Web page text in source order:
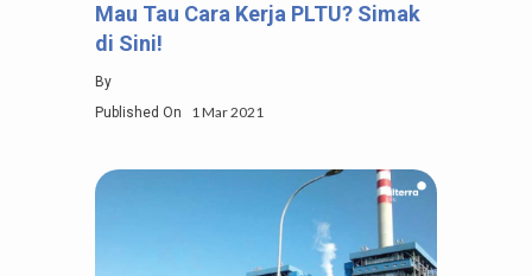
Mau Tau Cara Kerja PLTU? Simak
di Sini!
By
Published On
1 Mar 2021